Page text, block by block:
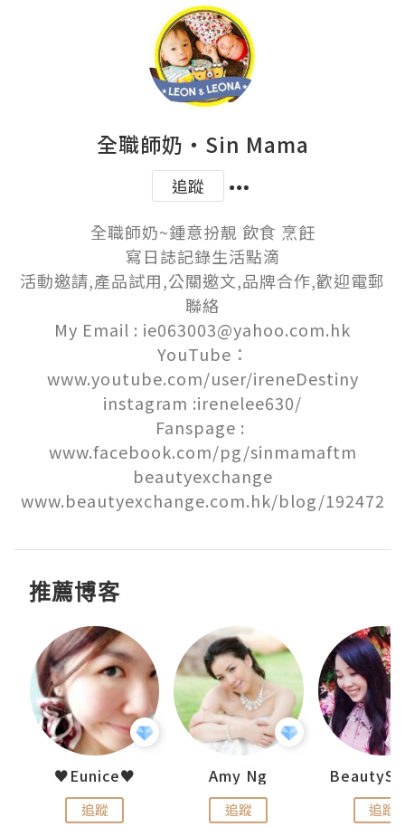
全職師奶‧Sin Mama
追蹤
全職師奶~鍾意扮靚 飲食 烹飪
寫日誌記錄生活點滴
活動邀請,產品試用,公關邀文,品牌合作,歡迎電郵
聯絡
My Email : ie063003@yahoo.com.hk
YouTube：
www.youtube.com/user/ireneDestiny
instagram :irenelee630/
Fanspage :
www.facebook.com/pg/sinmamaftm
beautyexchange
www.beautyexchange.com.hk/blog/192472
推薦博客
♥Eunice♥
追蹤
Amy Ng
追蹤 追蹤